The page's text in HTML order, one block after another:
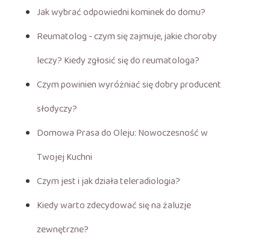
Jak wybrać odpowiedni kominek do domu?
Reumatolog - czym się zajmuje, jakie choroby
leczy? Kiedy zgłosić się do reumatologa?
Czym powinien wyróżniać się dobry producent
słodyczy?
Domowa Prasa do Oleju: Nowoczesność w
Twojej Kuchni
Czym jest i jak działa teleradiologia?
Kiedy warto zdecydować się na żaluzje
zewnętrzne?